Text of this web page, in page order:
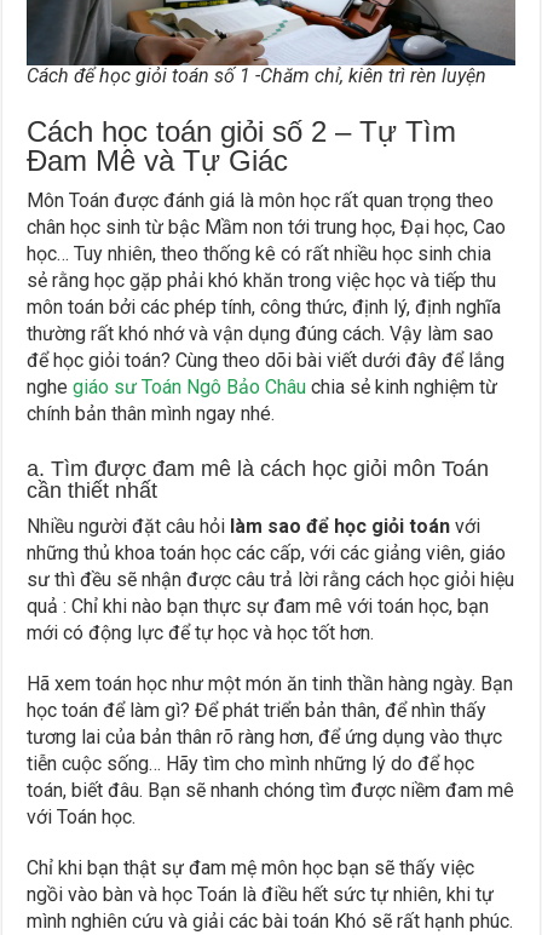
Cách để học giỏi toán số 1 -Chăm chỉ, kiên trì rèn luyện
Cách học toán giỏi số 2 – Tự Tìm
Đam Mê và Tự Giác
Môn Toán được đánh giá là môn học rất quan trọng theo
chân học sinh từ bậc Mầm non tới trung học, Đại học, Cao
học… Tuy nhiên, theo thống kê có rất nhiều học sinh chia
sẻ rằng học gặp phải khó khăn trong việc học và tiếp thu
môn toán bởi các phép tính, công thức, định lý, định nghĩa
thường rất khó nhớ và vận dụng đúng cách. Vậy làm sao
để học giỏi toán? Cùng theo dõi bài viết dưới đây để lắng
nghegiáo sư Toán Ngô Bảo Châu chia sẻ kinh nghiệm từ
chính bản thân mình ngay nhé.
a. Tìm được đam mê là cách học giỏi môn Toán
cần thiết nhất
Nhiều người đặt câu hỏi làm sao để học giỏi toán với
những thủ khoa toán học các cấp, với các giảng viên, giáo
sư thì đều sẽ nhận được câu trả lời rằng cách học giỏi hiệu
quả : Chỉ khi nào bạn thực sự đam mê với toán học, bạn
mới có động lực để tự học và học tốt hơn.
Hã xem toán học như một món ăn tinh thần hàng ngày. Bạn
học toán để làm gì? Để phát triển bản thân, để nhìn thấy
tương lai của bản thân rõ ràng hơn, để ứng dụng vào thực
tiễn cuộc sống… Hãy tìm cho mình những lý do để học
toán, biết đâu. Bạn sẽ nhanh chóng tìm được niềm đam mê
với Toán học.
Chỉ khi bạn thật sự đam mệ môn học bạn sẽ thấy việc
ngồi vào bàn và học Toán là điều hết sức tự nhiên, khi tự
mình nghiên cứu và giải các bài toán Khó sẽ rất hạnh phúc.